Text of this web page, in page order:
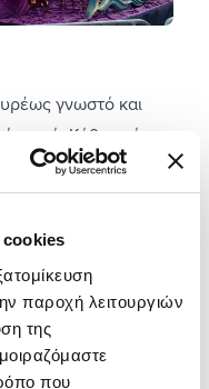
cookies
παροχή λειτουργιών
της
που
γνωστό και
κοινό. Κάθε χρόνο,
στην Πάτρα για να
καρναβάλι.
Πάτρα στήνεται
στους δρόμους
εορταστικό και
ζήσει την εμπειρία